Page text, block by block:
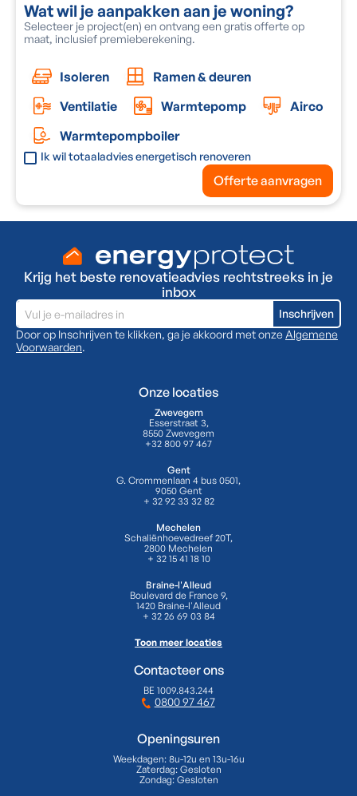
Wat wil je aanpakken aan je woning?
Selecteer je project(en) en ontvang een gratis offerte op
maat, inclusief premieberekening.
Isoleren
Ramen & deuren
Ventilatie
Warmtepomp
Airco
Warmtepompboiler
Ik wil totaaladvies energetisch renoveren
Offerte aanvragen
Krijg het beste renovatieadvies rechtstreeks in je
inbox
Door op Inschrijven te klikken, ga je akkoord met onze Algemene
Voorwaarden.
Onze locaties
Zwevegem
Esserstraat 3,
8550 Zwevegem
+32 800 97 467
Gent
G. Crommenlaan 4 bus 0501,
9050 Gent
+ 32 92 33 32 82
Mechelen
Schaliënhoevedreef 20T,
2800 Mechelen
+ 32 15 41 18 10
Braine-l'Alleud
Boulevard de France 9,
1420 Braine-l'Alleud
+ 32 26 69 03 84
Toon meer locaties
Contacteer ons
BE 1009.843.244
0800 97 467
Openingsuren
Weekdagen: 8u-12u en 13u-16u
Zaterdag: Gesloten
Zondag: Gesloten